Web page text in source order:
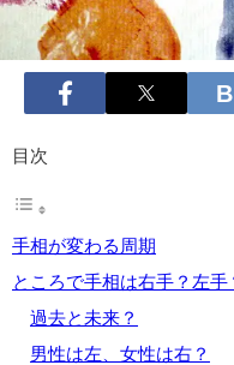
目次
手相が変わる周期
ところで手相は右手？左手
過去と未来？
男性は左、女性は右？